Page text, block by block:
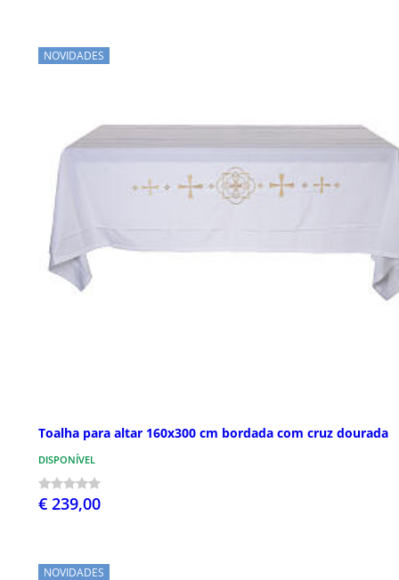
NOVIDADES
Toalha para altar 160x300 cm bordada com cruz dourada
DISPONÍVEL
€ 239,00
NOVIDADES